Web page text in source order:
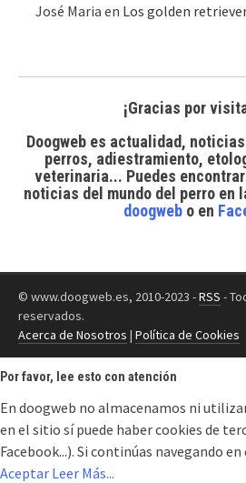
José Maria en Los golden
¡Gracias por
Doogweb es actualidad,
perros, adiestramiento,
veterinaria... Puedes encontrar
noticias del mundo del perroen
doogweb o en
© www.doogweb.es, 2010-2023 -RSS -
reservados.
Acerca de Nosotros | Política de Cookies
Por favor, lee esto con atención
En doogweb no almacenamos ni
en el sitio sí puede haber cookies de
Facebook...). Si continúas navegando
Aceptar Leer Más...